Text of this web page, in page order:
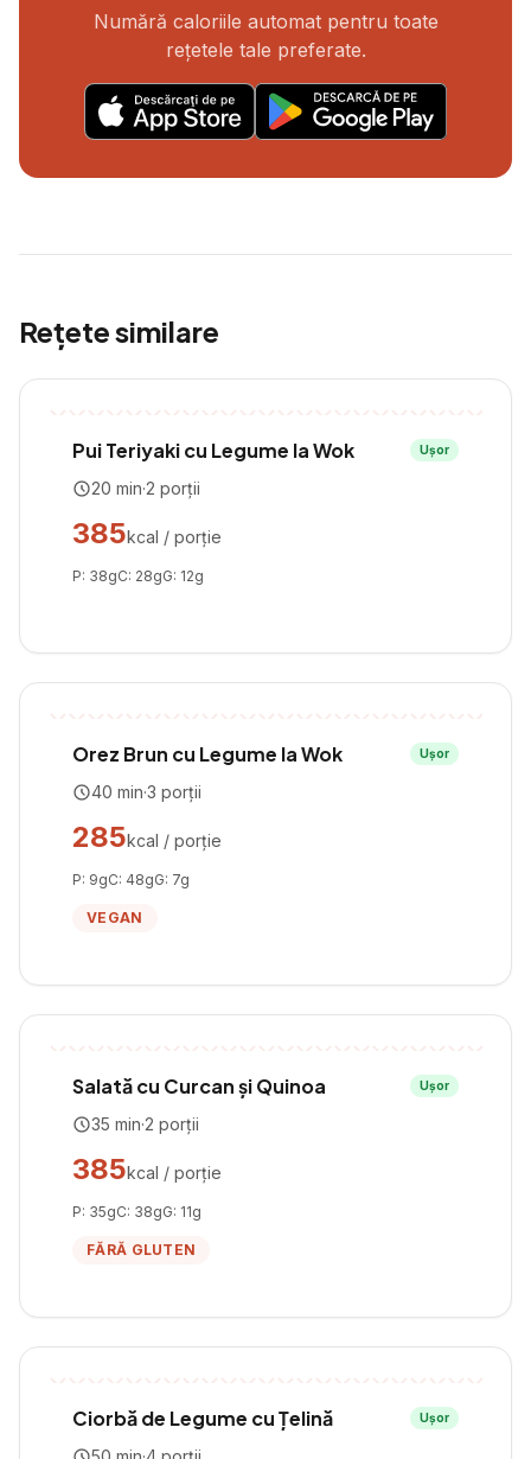
Numără caloriile automat pentru toate
rețetele tale preferate.
Rețete similare
Pui Teriyaki cu Legume la Wok Ușor
20 min·2 porții
385kcal / porție
P: 38gC: 28gG: 12g
Orez Brun cu Legume la Wok Ușor
40 min·3 porții
285kcal / porție
P: 9gC: 48gG: 7g
VEGAN
Salată cu Curcan și Quinoa Ușor
35 min·2 porții
385kcal / porție
P: 35gC: 38gG: 11g
FĂRĂ GLUTEN
Ciorbă de Legume cu Țelină Ușor